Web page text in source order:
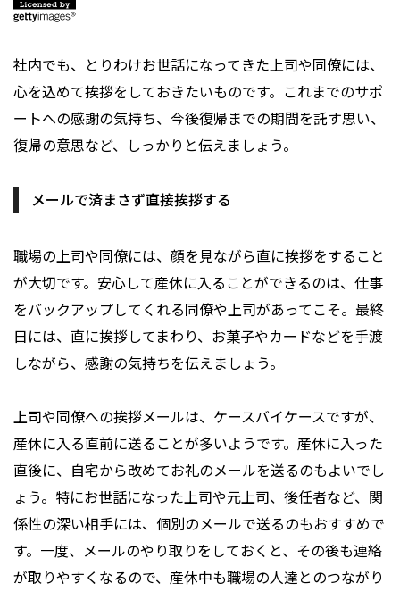
社内でも、とりわけお世話になってきた上司や同僚には、
心を込めて挨拶をしておきたいものです。これまでのサポ
ートへの感謝の気持ち、今後復帰までの期間を託す思い、
復帰の意思など、しっかりと伝えましょう。
メールで済まさず直接挨拶する
職場の上司や同僚には、顔を見ながら直に挨拶をすること
が大切です。安心して産休に入ることができるのは、仕事
をバックアップしてくれる同僚や上司があってこそ。最終
日には、直に挨拶してまわり、お菓子やカードなどを手渡
しながら、感謝の気持ちを伝えましょう。
上司や同僚への挨拶メールは、ケースバイケースですが、
産休に入る直前に送ることが多いようです。産休に入った
直後に、自宅から改めてお礼のメールを送るのもよいでし
ょう。特にお世話になった上司や元上司、後任者など、関
係性の深い相手には、個別のメールで送るのもおすすめで
す。一度、メールのやり取りをしておくと、その後も連絡
が取りやすくなるので、産休中も職場の人達とのつながり